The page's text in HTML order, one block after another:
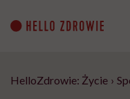
content
HelloZdrowie: Życie ›